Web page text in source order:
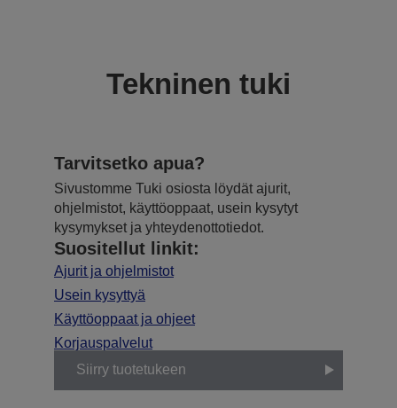
Tekninen tuki
Tarvitsetko apua?
Sivustomme Tuki osiosta löydät ajurit,
ohjelmistot, käyttöoppaat, usein kysytyt
kysymykset ja yhteydenottotiedot.
Suositellut linkit:
Ajurit ja ohjelmistot
Usein kysyttyä
Käyttöoppaat ja ohjeet
Korjauspalvelut
Siirry tuotetukeen